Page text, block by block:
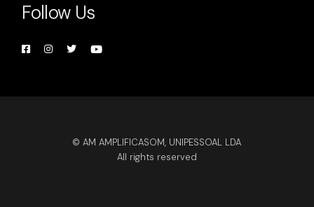
Follow Us
© AM AMPLIFICASOM, UNIPESSOAL LDA
All rights reserved